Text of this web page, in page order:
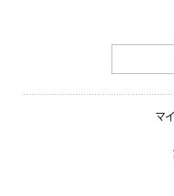
マ